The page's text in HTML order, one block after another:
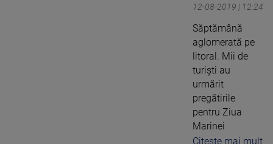
12-08-2019 | 12:24
Săptămână
aglomerată pe
litoral. Mii de
turiști au
urmărit
pregătirile
pentru Ziua
Marinei
Citeste mai mult